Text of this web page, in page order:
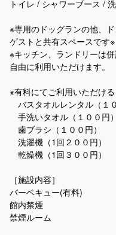
トイレ / シャワーブース /
※専用のドッグランの他、
ゲストと共有スペースです※
※キッチン、ランドリーは
自由に利用いただけます。
※有料にてご利用いただけ
バスタオルレンタル（１
手洗いタオル（１００円）
歯ブラシ（１００円）
洗濯機（1回２００円）
乾燥機（1回３００円）
［施設内容］
バーベキュー(有料)
館内禁煙
禁煙ルーム